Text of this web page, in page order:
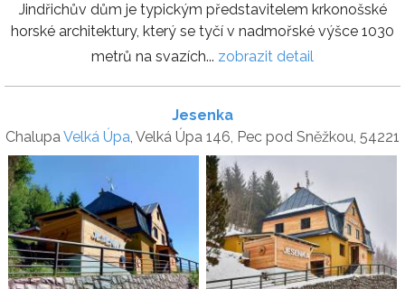
Jindřichův dům je typickým představitelem krkonošské
horské architektury, který se tyčí v nadmořské výšce 1030
metrů na svazích... zobrazit detail
Jesenka
ChalupaVelká Úpa, Velká Úpa 146, Pec pod Sněžkou, 54221